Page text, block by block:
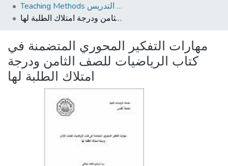
Teaching Methods أساليب التدريس
مهارات التفكير المحوري المتضمنة في كتاب الرياضيات للصف الثامن ودرجة امتلاك الطلبة لها
مهارات التفكير المحوري المتضمنة في
كتاب الرياضيات للصف الثامن ودرجة
امتلاك الطلبة لها